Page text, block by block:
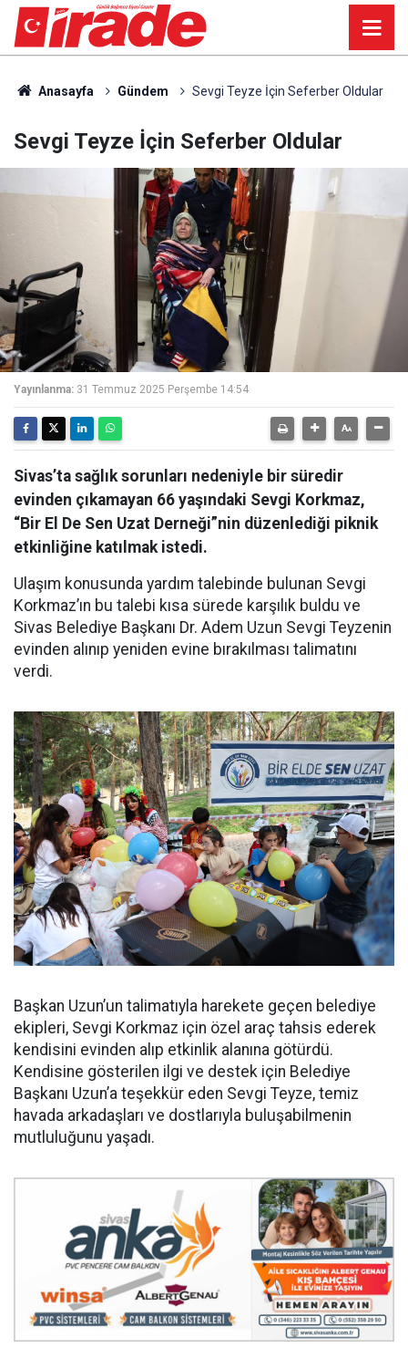
Anasayfa Gündem Sevgi Teyze İçin Seferber Oldular
Sevgi Teyze İçin Seferber Oldular
Yayınlanma: 31 Temmuz 2025 Perşembe 14:54
Sivas’ta sağlık sorunları nedeniyle bir süredir
evinden çıkamayan 66 yaşındaki Sevgi Korkmaz,
“Bir El De Sen Uzat Derneği”nin düzenlediği piknik
etkinliğine katılmak istedi.
Ulaşım konusunda yardım talebinde bulunan Sevgi
Korkmaz’ın bu talebi kısa sürede karşılık buldu ve
Sivas Belediye Başkanı Dr. Adem Uzun Sevgi Teyzenin
evinden alınıp yeniden evine bırakılması talimatını
verdi.
Başkan Uzun’un talimatıyla harekete geçen belediye
ekipleri, Sevgi Korkmaz için özel araç tahsis ederek
kendisini evinden alıp etkinlik alanına götürdü.
Kendisine gösterilen ilgi ve destek için Belediye
Başkanı Uzun’a teşekkür eden Sevgi Teyze, temiz
havada arkadaşları ve dostlarıyla buluşabilmenin
mutluluğunu yaşadı.